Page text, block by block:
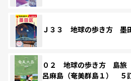
Ｊ３３ 地球の歩き方 墨
０２ 地球の歩き方 島
呂麻島（奄美群島１） ５